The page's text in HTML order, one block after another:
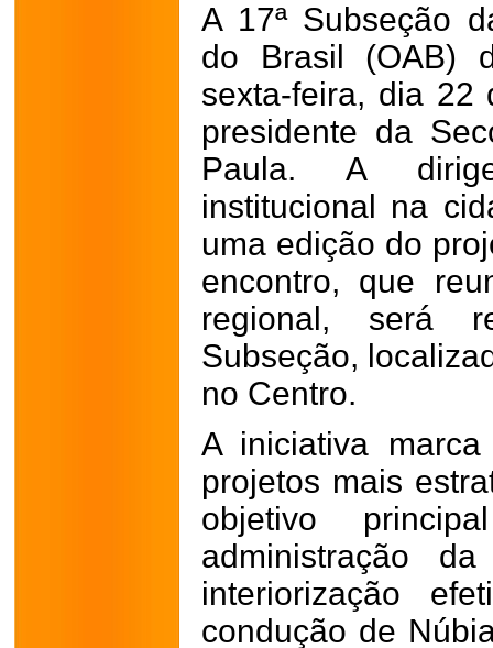
A 17ª Subseção
do Brasil (OAB)
sexta-feira, dia 22
presidente da
Paula. A
institucional na
uma edição do
encontro, que
regional, será
Subseção,
no Centro.
A iniciativa
projetos mais
objetivo
administração
interiorização
condução de